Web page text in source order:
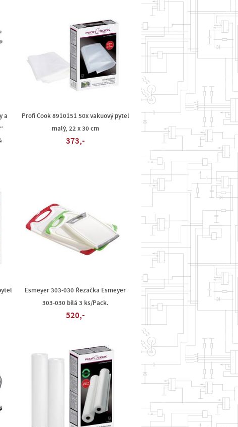
a
Profi Cook 8910151 50x vakuový pytel
malý, 22 x 30 cm
373,-
Esmeyer 303-030 Řezačka Esmeyer
303-030 bílá 3 ks/Pack.
520,-